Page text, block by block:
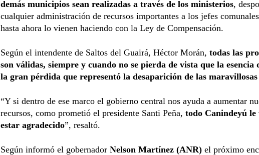
demás municipios sean realizadas a través de los ministerios,
cualquier administración de recursos importantes a los jefes
hasta ahora lo vienen haciendo con la Ley de Compensación.
Según el intendente de Saltos del Guairá, Héctor Morán, todas las
son válidas, siempre y cuando no se pierda de vista que la esencia
la gran pérdida que representó la desaparición de las
“Y si dentro de ese marco el gobierno central nos ayuda a aumentar
recursos, como prometió el presidente Santi Peña, todo Canindeyú le
estar agradecido”, resaltó.
Según informó el gobernador Nelson Martínez (ANR) el próximo